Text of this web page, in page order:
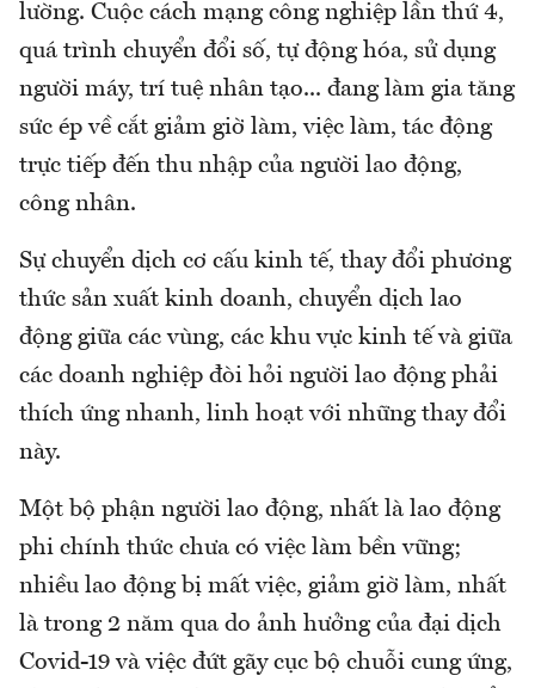
lường. Cuộc cách mạng công nghiệp lần thứ 4,
quá trình chuyển đổi số, tự động hóa, sử dụng
người máy, trí tuệ nhân tạo... đang làm gia tăng
sức ép về cắt giảm giờ làm, việc làm, tác động
trực tiếp đến thu nhập của người lao động,
công nhân.
Sự chuyển dịch cơ cấu kinh tế, thay đổi phương
thức sản xuất kinh doanh, chuyển dịch lao
động giữa các vùng, các khu vực kinh tế và giữa
các doanh nghiệp đòi hỏi người lao động phải
thích ứng nhanh, linh hoạt với những thay đổi
này.
Một bộ phận người lao động, nhất là lao động
phi chính thức chưa có việc làm bền vững;
nhiều lao động bị mất việc, giảm giờ làm, nhất
là trong 2 năm qua do ảnh hưởng của đại dịch
Covid-19 và việc đứt gãy cục bộ chuỗi cung ứng,